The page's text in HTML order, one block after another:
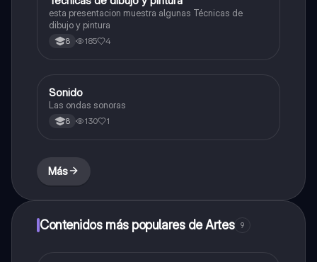
esta presentacion muestra algunas Técnicas de
dibujo y pintura
8 185 4
Música
Sonido
Las ondas sonoras
8 130 1
Más
Contenidos más populares de Artes 9